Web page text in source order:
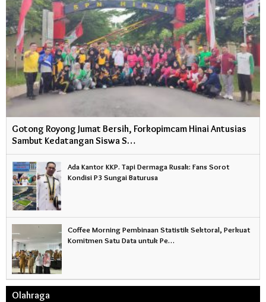
Gotong Royong Jumat Bersih, Forkopimcam Hinai Antusias
Sambut Kedatangan Siswa S…
Ada Kantor KKP. Tapi Dermaga Rusak: Fans Sorot
Kondisi P3 Sungai Baturusa
Coffee Morning Pembinaan Statistik Sektoral, Perkuat
Komitmen Satu Data untuk Pe…
Olahraga